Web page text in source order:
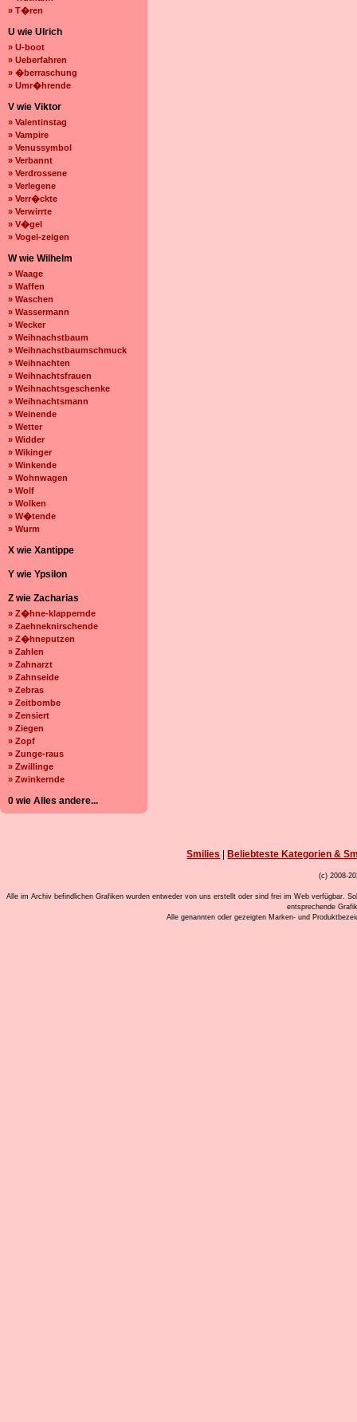
» T�ren
U wie Ulrich
» U-boot
» Ueberfahren
» �berraschung
» Umr�hrende
V wie Viktor
» Valentinstag
» Vampire
» Venussymbol
» Verbannt
» Verdrossene
» Verlegene
» Verr�ckte
» Verwirrte
» V�gel
» Vogel-zeigen
W wie Wilhelm
» Waage
» Waffen
» Waschen
» Wassermann
» Wecker
» Weihnachstbaum
» Weihnachstbaumschmuck
» Weihnachten
» Weihnachtsfrauen
» Weihnachtsgeschenke
» Weihnachtsmann
» Weinende
» Wetter
» Widder
» Wikinger
» Winkende
» Wohnwagen
» Wolf
» Wolken
» W�tende
» Wurm
X wie Xantippe
Y wie Ypsilon
Z wie Zacharias
» Z�hne-klappernde
» Zaehneknirschende
» Z�hneputzen
» Zahlen
» Zahnarzt
» Zahnseide
» Zebras
» Zeitbombe
» Zensiert
» Ziegen
» Zopf
» Zunge-raus
» Zwillinge
» Zwinkernde
0 wie Alles andere...
Smilies Beliebteste Kategorien &
(c) 2008-
Alle im Archiv befindlichen Grafiken wurden entweder von uns erstellt oder sind frei im Web verfügbar.
entsprechende
Alle genannten oder gezeigten Marken- und